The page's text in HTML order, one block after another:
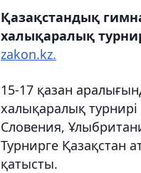
Қазақстандық
халықаралық
zakon.kz.
15-17 қазан
халықаралық
Словения,
Турнирге Қазақстан
қатысты.